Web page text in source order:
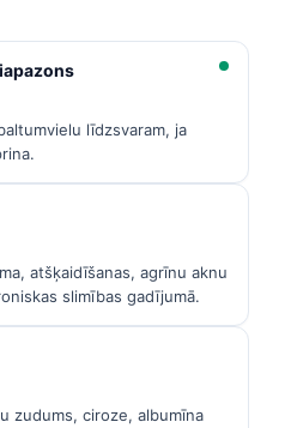
līdzsvaram, ja
atšķaidīšanas, agrīnu aknu
slimības gadījumā.
zudums, ciroze, albumīna